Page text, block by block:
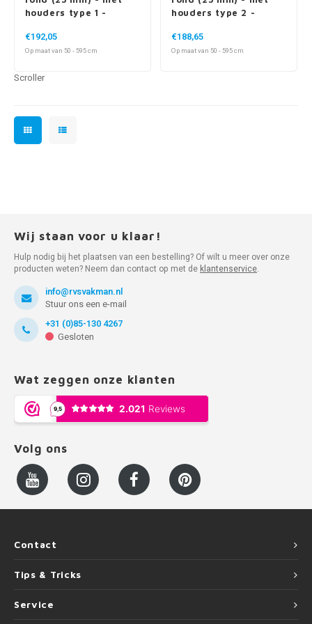
houders type 1 -
€192,05
Op maat van 50 - 595 cm
houders type 2 -
€188,65
Op maat van 50 - 595 cm
Scroller
Wij staan voor u klaar!
Hulp nodig bij het plaatsen van een bestelling? Of wilt u meer over onze
producten weten? Neem dan contact op met de klantenservice.
info@rvsvakman.nl
Stuur ons een e-mail
+31 (0)85-130 4267
Gesloten
Wat zeggen onze klanten
Volg ons
Contact
Tips & Tricks
Service